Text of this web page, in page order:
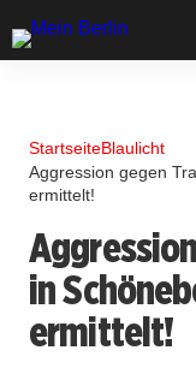
StartseiteBlaulicht
Aggression gegen
ermittelt!
in
ermittelt!